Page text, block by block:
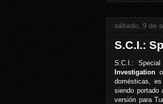
sábado, 9 de
S.C.I.:
S.C.I.:
Investigation
domésticas,
siendo portado
versión para